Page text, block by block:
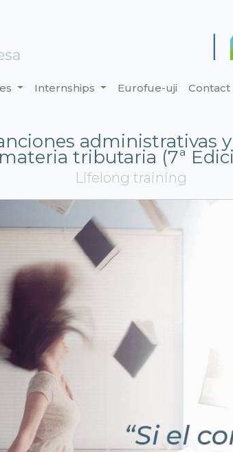
Internships Eurofue-uji Contact
administrativas
materia tributaria (7ª
Lifelong training